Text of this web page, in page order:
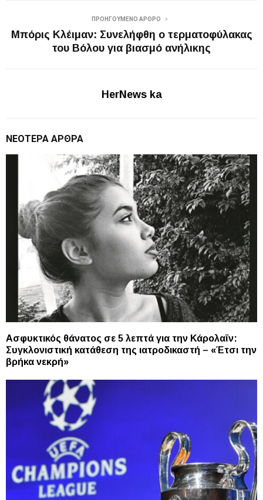
ΠΡΟΗΓΟΎΜΕΝΟ ΆΡΘΡΟ
Μπόρις Κλέιμαν: Συνελήφθη ο τερματοφύλακας
του Βόλου για βιασμό ανήλικης
HerNews ka
ΝΕΌΤΕΡΑ ΆΡΘΡΑ
Ασφυκτικός θάνατος σε 5 λεπτά για την Κάρολαϊν:
Συγκλονιστική κατάθεση της ιατροδικαστή – «Έτσι την
βρήκα νεκρή»